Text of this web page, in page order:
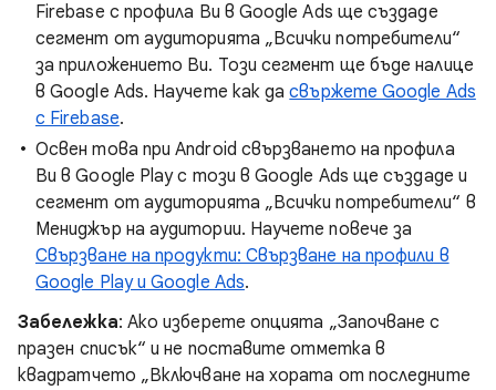
Firebase с профила Ви в Google Ads ще създаде
сегмент от аудиторията „Всички потребители“
за приложението Ви. Този сегмент ще бъде налице
в Google Ads. Научете как дасвържете Google Ads
с Firebase.
Освен това при Android свързването на профила
Ви в Google Play с този в Google Ads ще създаде и
сегмент от аудиторията „Всички потребители“ в
Мениджър на аудитории. Научете повече за
Свързване на продукти: Свързване на профили в
Google Play и Google Ads.
Забележка: Ако изберете опцията „Започване с
празен списък“ и не поставите отметка в
квадратчето „Включване на хората от последните